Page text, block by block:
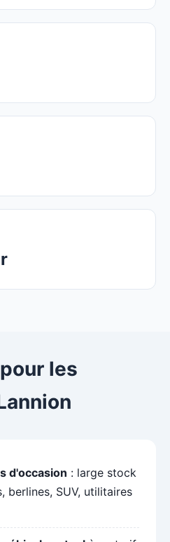
les
d'occasion : large stock
berlines, SUV, utilitaires